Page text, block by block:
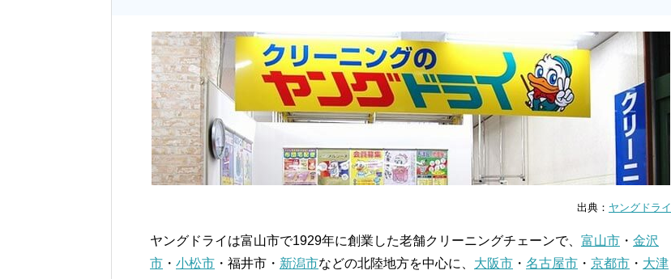
出典： ヤングドライ
ヤングドライは富山市で1929年に創業した老舗クリーニングチェーンで、 富山市 ・ 金沢
市 ・ 小松市 ・福井市・ 新潟市などの北陸地方を中心に、 大阪市 ・ 名古屋市 ・ 京都市 ・ 大津